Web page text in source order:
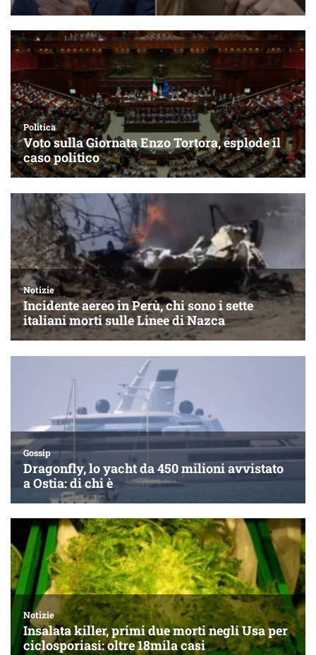
Politica
Voto sulla Giornata Enzo Tortora, esplode il
caso politico
Notizie
Incidente aereo in Perù, chi sono i sette
italiani morti sulle Linee di Nazca
Gossip
Dragonfly, lo yacht da 450 milioni avvistato
a Ostia: di chi è
Notizie
Insalata killer, primi due morti negli Usa per
ciclosporiasi: oltre 18mila casi